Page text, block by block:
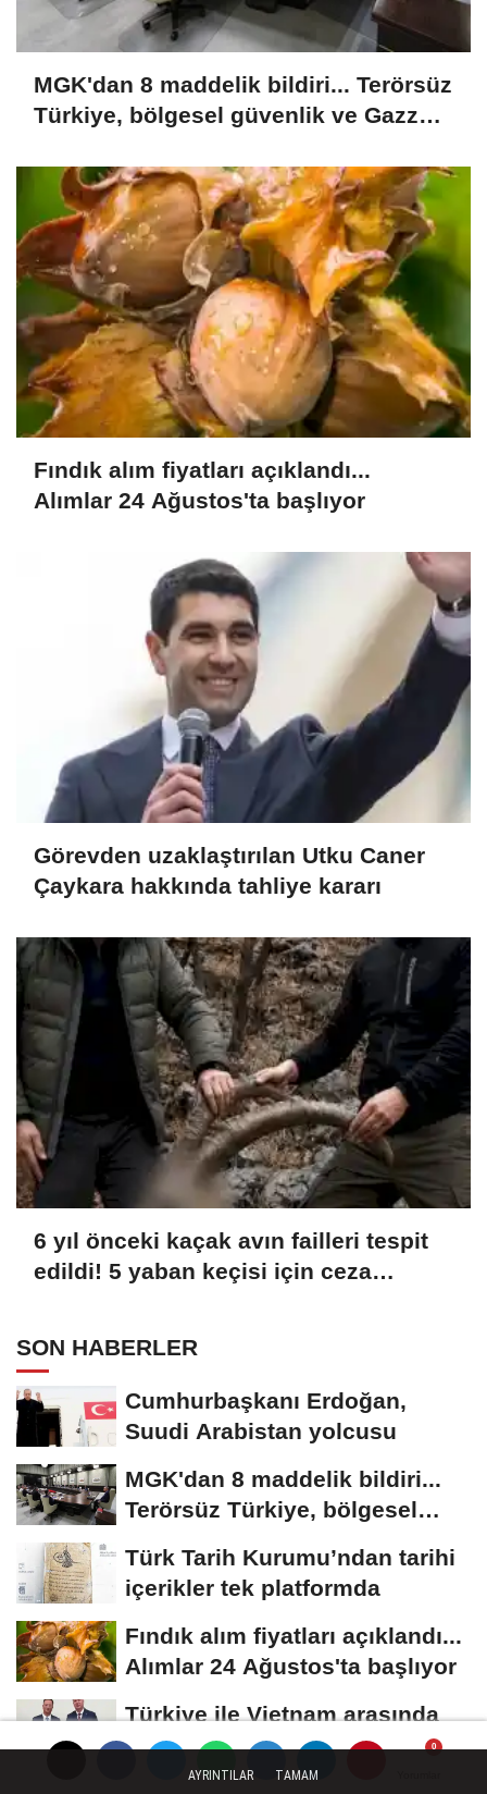
MGK'dan 8 maddelik bildiri... Terörsüz
Türkiye, bölgesel güvenlik ve Gazze
Fındık alım fiyatları açıklandı...
Alımlar 24 Ağustos'ta başlıyor
Görevden uzaklaştırılan Utku Caner
Çaykara hakkında tahliye kararı
6 yıl önceki kaçak avın failleri tespit
edildi! 5 yaban keçisi için ceza
SON HABERLER
Cumhurbaşkanı Erdoğan,
Suudi Arabistan yolcusu
MGK'dan 8 maddelik bildiri...
Terörsüz Türkiye, bölgesel
Türk Tarih Kurumu’ndan tarihi
içerikler tek platformda
Fındık alım fiyatları açıklandı...
Alımlar 24 Ağustos'ta başlıyor
Türkiye ile Vietnam arasında
'hava'da yeni dönem... Sefer
kapasitesi...
AYRINTILAR TAMAM